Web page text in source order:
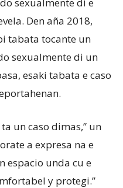
Den aña 2018,
tabata tocante un
sexualmente di un
esaki tabata e caso
un caso dimas,” un
a expresa na e
espacio unda cu e
y protegi.”